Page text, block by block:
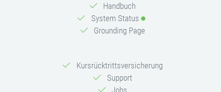
Handbuch
System Status
Grounding Page
Kursrücktrittsversicherung
Support
Jobs